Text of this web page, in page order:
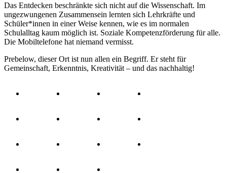
Das Entdecken beschränkte sich nicht auf die Wissenschaft. Im
ungezwungenen Zusammensein lernten sich Lehrkräfte und
Schüler*innen in einer Weise kennen, wie es im normalen
Schulalltag kaum möglich ist. Soziale Kompetenzförderung für alle.
Die Mobiltelefone hat niemand vermisst.
Prebelow, dieser Ort ist nun allen ein Begriff. Er steht für
Gemeinschaft, Erkenntnis, Kreativität – und das nachhaltig!